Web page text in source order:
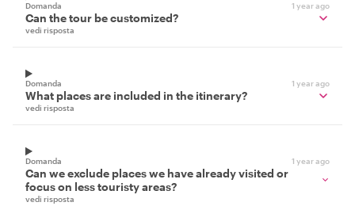
Domanda 1 year ago
Can the tour be customized?
vedi risposta
Domanda 1 year ago
What places are included in the itinerary?
vedi risposta
Domanda 1 year ago
Can we exclude places we have already visited or
focus on less touristy areas?
vedi risposta